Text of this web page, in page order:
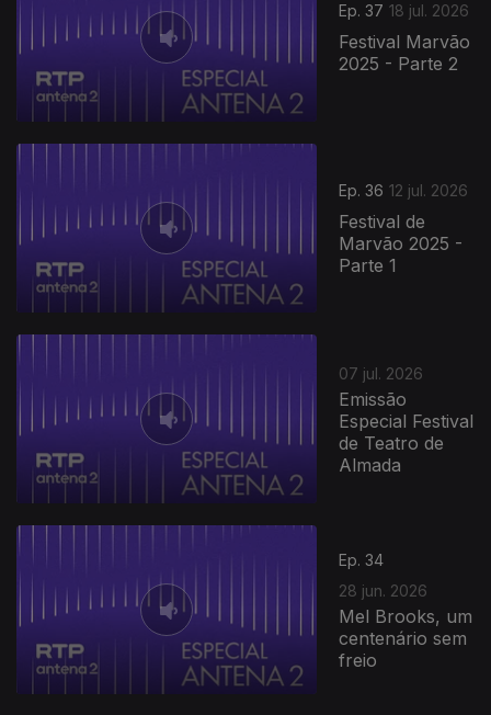
Ep. 37 18 jul. 2026
Festival Marvão
2025 - Parte 2
Ep. 36 12 jul. 2026
Festival de
Marvão 2025 -
Parte 1
07 jul. 2026
Emissão
Especial Festival
de Teatro de
Almada
Ep. 34
28 jun. 2026
Mel Brooks, um
centenário sem
freio